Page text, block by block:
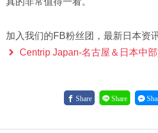
加入我们的FB粉丝团，最新日本资
Centrip Japan-名古屋＆日本中
Share Share